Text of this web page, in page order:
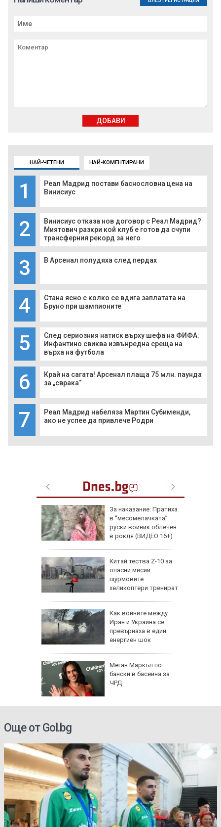
НАЙ-ЧЕТЕНИ НАЙ-КОМЕНТИРАНИ
1
Реал Мадрид постави баснословна цена на
Винисиус
2
Винисиус отказа нов договор с Реал Мадрид?
Миятович разкри кой клуб е готов да счупи
трансферния рекорд за него
3 В Арсенал полудяха след пердах
4
Стана ясно с колко се вдига заплатата на
Бруно при шампионите
5
След сериозния натиск върху шефа на ФИФА:
Инфантино свиква извънредна среща на
върха на футбола
6
Край на сагата! Арсенал плаща 75 млн. паунда
за „сврака“
7
Реал Мадрид набеляза Мартин Субименди,
ако не успее да привлече Родри
За наказание: Пратиха
в “месомелачката”
руски войник облечен
в рокля (ВИДЕО 16+)
Китай тества Z-10 за
опасни мисии:
щурмовите
хеликоптери тренират
Как войните между
Иран и Украйна се
превърнаха в един
енергиен шок
Меган Маркъл по
бански в басейна за
ЧРД
ДОБАВИ
Още от Gol.bg